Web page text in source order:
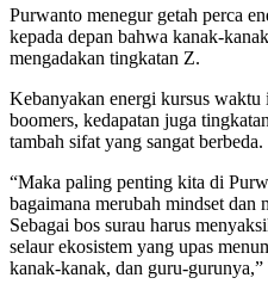
Purwanto menegur getah perca
kepada depan bahwa kanak-
mengadakan tingkatan Z.
Kebanyakan energi kursus
boomers, kedapatan juga
tambah sifat yang sangat berbeda.
“Maka paling penting kita di
bagaimana merubah mindset dan
Sebagai bos surau harus
selaur ekosistem yang upas
kanak-kanak, dan guru-